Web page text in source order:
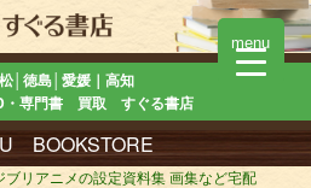
│徳島│愛媛｜高知
・専門書 買取 すぐる書店
BOOKSTORE
ブリアニメの設定資料集 画集など宅配
menu